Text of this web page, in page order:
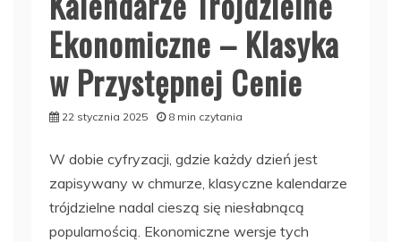
Ekonomiczne – Klasyka
w Przystępnej Cenie
22 stycznia 2025 8 min czytania
W dobie cyfryzacji, gdzie każdy dzień jest
zapisywany w chmurze, klasyczne kalendarze
trójdzielne nadal cieszą się niesłabnącą
popularnością. Ekonomiczne wersje tych